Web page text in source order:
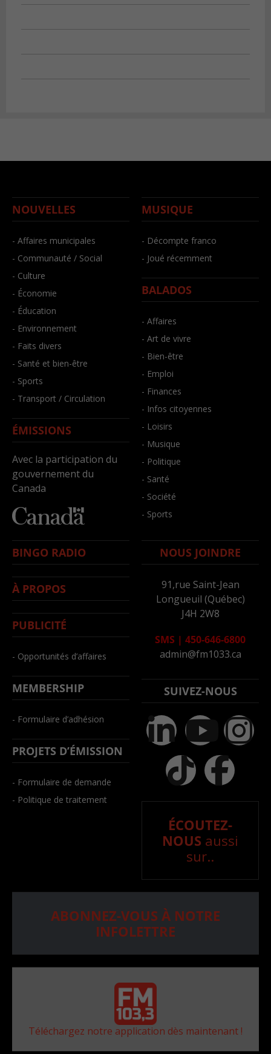
NOUVELLES
- Affaires municipales
- Communauté / Social
- Culture
- Économie
- Éducation
- Environnement
- Faits divers
- Santé et bien-être
- Sports
- Transport / Circulation
ÉMISSIONS
Avec la participation du
gouvernement du
Canada
MUSIQUE
- Décompte franco
- Joué récemment
BALADOS
- Affaires
- Art de vivre
- Bien-être
- Emploi
- Finances
- Infos citoyennes
- Loisirs
- Musique
- Politique
- Santé
- Société
- Sports
BINGO RADIO
À PROPOS
PUBLICITÉ
- Opportunités d’affaires
MEMBERSHIP
- Formulaire d’adhésion
PROJETS D’ÉMISSION
- Formulaire de demande
- Politique de traitement
NOUS JOINDRE
91,rue Saint-Jean
Longueuil (Québec)
J4H 2W8
SMS | 450-646-6800
admin@fm1033.ca
SUIVEZ-NOUS
ÉCOUTEZ-
NOUS aussi
sur..
ABONNEZ-VOUS À NOTRE
INFOLETTRE
Téléchargez notre application dès maintenant !